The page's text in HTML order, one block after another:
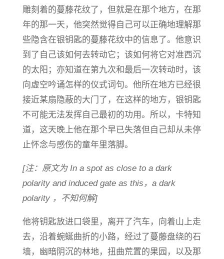
雕刻着的蔓藤花纹了，但就是在那个地方，在那
年的那一天，他突然觉得自己可以正确地理解那
些隐含在银钥匙的蔓藤花纹中的信息了。他意识
到了自己该如何去转动它；该如何将它对准西沉
的太阳；亦知道在第九次和最后一次转动时，该
向虚空吟诵怎样的仪式词句。他所在地方已经很
接近某扇隐蔽的大门了，在这样的地方，银钥匙
不可能无法发挥自己最初的功用。所以，卡特知
道，这天晚上他在那个早已失落但自己却从未停
止怀念与感伤的童年里落脚。
[注：原文为 In a spot as close to a dark
polarity and induced gate as this，a dark
polarity ，不知何解]
他将钥匙放进口袋里，离开了汽车，向着山上走
去，沿着蜿蜒曲折的小路，经过了蔓藤盘绕的石
墙，幽暗阴沉的林地，扭曲荒置的果园，以及那